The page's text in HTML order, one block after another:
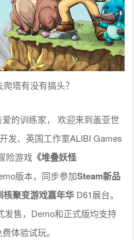
塔有没有搞头？
爱的训练家， 欢迎来到盖亚世
发、英国工作室ALIBI Games
险游戏 《堆叠妖怪
版本，同步参加Steam新品
核聚变游戏嘉年华 D61展台。
发售，Demo和正式版均支持
体验试玩。